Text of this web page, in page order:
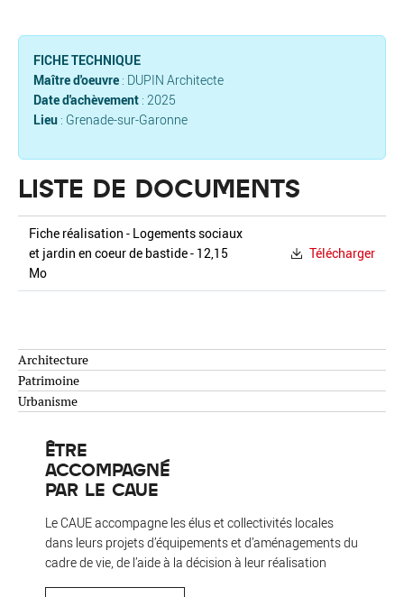
Architecture
Patrimoine
Urbanisme
ÊTRE
ACCOMPAGNÉ
PAR LE CAUE
Le CAUE accompagne les élus et collectivités locales
dans leurs projets d’équipements et d’aménagements du
cadre de vie, de l’aide à la décision à leur réalisation
FICHE TECHNIQUE
Maître d'oeuvre : DUPIN Architecte
Date d'achèvement : 2025
Lieu : Grenade-sur-Garonne
LISTE DE DOCUMENTS
Fiche réalisation - Logements sociaux
et jardin en coeur de bastide - 12,15
Mo
Télécharger